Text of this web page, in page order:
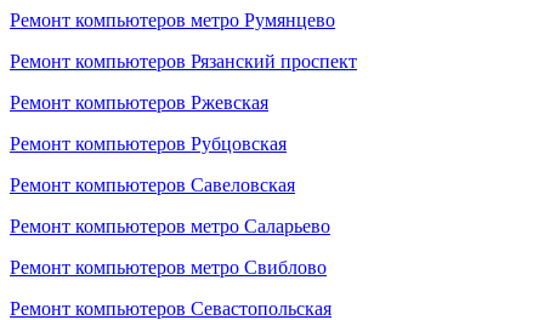
Ремонт компьютеров метро Румянцево
Ремонт компьютеров Рязанский проспект
Ремонт компьютеров Ржевская
Ремонт компьютеров Рубцовская
Ремонт компьютеров Савеловская
Ремонт компьютеров метро Саларьево
Ремонт компьютеров метро Свиблово
Ремонт компьютеров Севастопольская